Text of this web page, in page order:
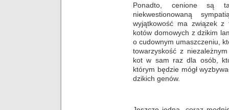
Ponadto, cenione są
niekwestionowaną
wyjątkowość ma związek z
kotów domowych z dzikim
o cudownym umaszczeniu,
towarzyskość z
kot w sam raz dla osób,
którym będzie mógł
dzikich genów.